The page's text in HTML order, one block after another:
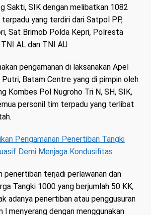
Sakti, SIK dengan melibatkan 1082
yang terdiri dari Satpol PP,
Sat Brimob Polda Kepri, Polresta
AL dan TNI AU
pengamanan di laksanakan Apel
Putri, Batam Centre yang di pimpin oleh
Kombes Pol Nugroho Tri N, SH, SIK,
personil tim terpadu yang terlibat
Pengamanan Penertiban Tangki
Demi Menjaga Kondusifitas
penertiban terjadi perlawanan dan
Tangki 1000 yang berjumlah 50 KK,
adanya penertiban atau penggusuran
l menyerang dengan menggunakan